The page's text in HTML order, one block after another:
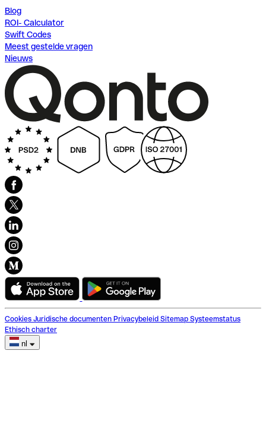
Blog
ROI- Calculator
Swift Codes
Meest gestelde vragen
Nieuws
Cookies Juridische documenten Privacybeleid Sitemap Systeemstatus
Ethisch charter
nl